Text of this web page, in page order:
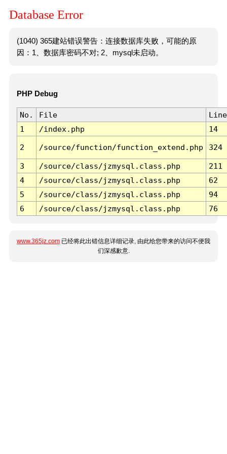
Database Error
(1040) 365建站错误警告：连接数据库失败，可能的原
因：1、数据库密码不对; 2、mysql未启动。
PHP Debug
No. File
Line
1
/index.php 14
2 /source/function/function_extend.php 324
3 /source/class/jzmysql.class.php
211
4
/source/class/jzmysql.class.php
62
5
/source/class/jzmysql.class.php
94
6
/source/class/jzmysql.class.php 76
www.365jz.com 已经将此出错信息详细记录, 由此给您带来的访问不便我
们深感歉意.